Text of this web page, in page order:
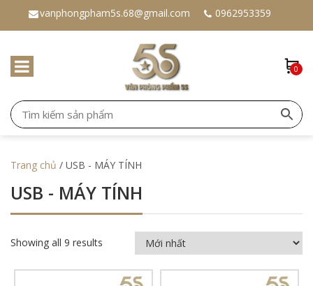
vanphongpham5s.68@gmail.com 0962953359
0
Trang chủ / USB - MÁY TÍNH
USB - MÁY TÍNH
Showing all 9 results